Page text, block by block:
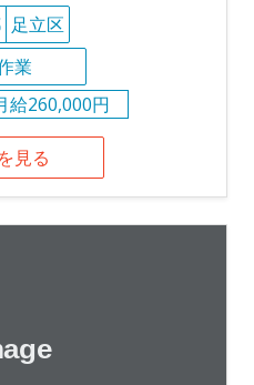
足立区
業
給260,000円
見る